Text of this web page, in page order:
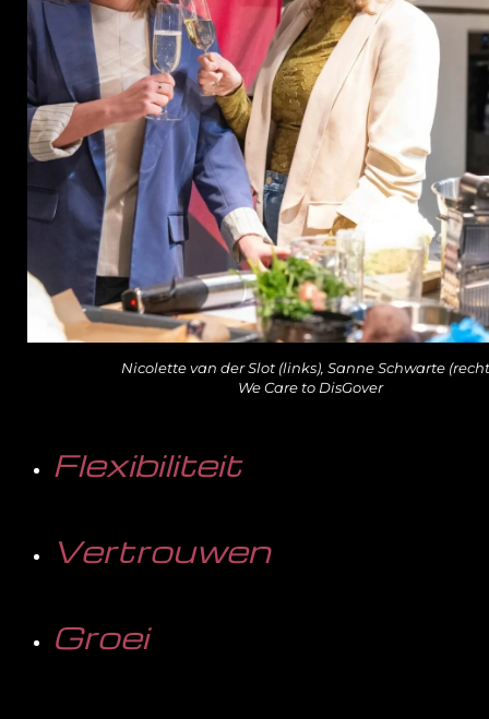
Nicolette van der Slot (links), Sanne Schwarte
We Care to DisGover
Flexibiliteit
Vertrouwen
Groei